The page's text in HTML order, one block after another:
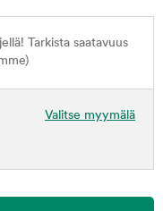
Tarkista saatavuus
Valitse myymälä